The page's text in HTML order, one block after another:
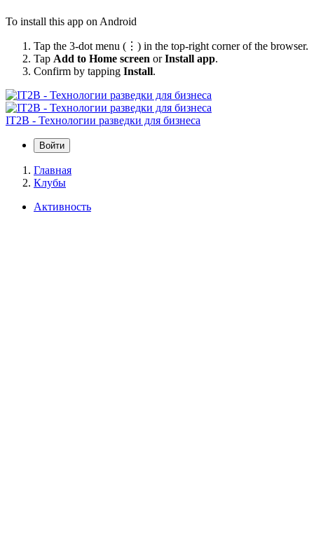
To install this app on Android
Tap the 3-dot menu (⋮) in the top-right corner of the browser.
Tap Add to Home screen orInstall app.
Confirm by tapping Install.
IT2B - Технологии разведки для бизнеса
Войти
Главная
Клубы
Активность